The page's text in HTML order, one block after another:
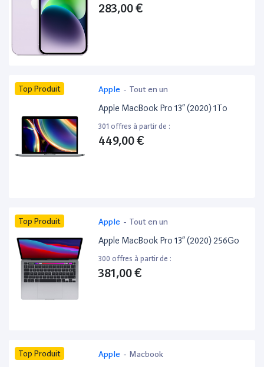
283,00 €
Top Produit Apple - Tout en un
Apple MacBook Pro 13” (2020) 1To
301 offres à partir de :
449,00 €
Top Produit Apple - Tout en un
Apple MacBook Pro 13” (2020) 256Go
300 offres à partir de :
381,00 €
Top Produit Apple - Macbook